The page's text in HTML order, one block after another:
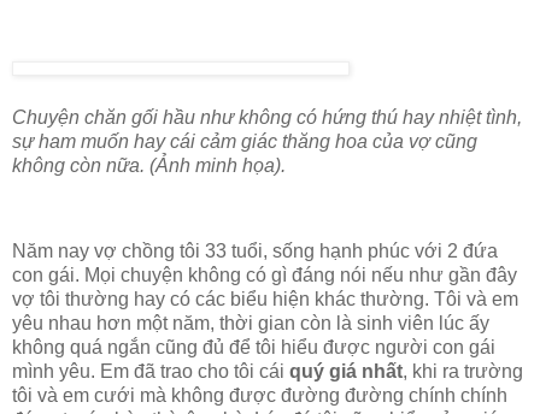
Chuyện chăn gối hầu như không có hứng thú hay nhiệt tình,
sự ham muốn hay cái cảm giác thăng hoa của vợ cũng
không còn nữa. (Ảnh minh họa).
Năm nay vợ chồng tôi 33 tuổi, sống hạnh phúc với 2 đứa
con gái. Mọi chuyện không có gì đáng nói nếu như gần đây
vợ tôi thường hay có các biểu hiện khác thường. Tôi và em
yêu nhau hơn một năm, thời gian còn là sinh viên lúc ấy
không quá ngắn cũng đủ để tôi hiểu được người con gái
mình yêu. Em đã trao cho tôi cái quý giá nhất, khi ra trường
tôi và em cưới mà không được đường đường chính chính